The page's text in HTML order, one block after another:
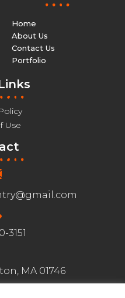
Home
About Us
Contact Us
Portfolio
Use
3151
MA 01746